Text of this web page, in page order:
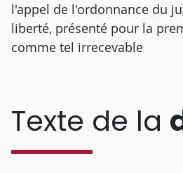
l'appel de l'ordonnance du
liberté, présenté pour la
comme tel irrecevable
Texte de la